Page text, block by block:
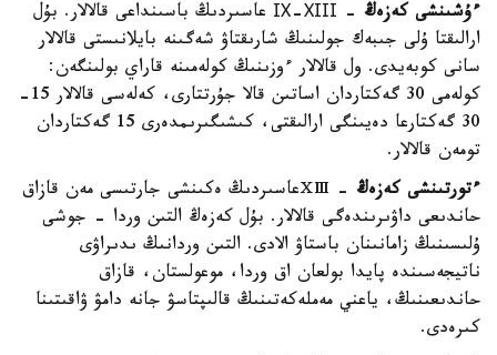
ءۇشىنشى كەزەڭ
- ІХ-ХІІІ عاسىردىڭ باسىنداعى قالالار. بۇل
ارالىقتا ۇلى جىبەك جولىنىڭ شارىقتاۋ شەگىنە بايلانىستى قالالار
سانى كوبەيدى. ول قالالار ءوزىنىڭ كولەمىنە قاراي بولىنگەن:
كولەمى 30 گەكتاردان اساتىن قالا جۇرتتارى، كەلەسى قالالار 15-
30 گەكتارعا دەيىنگى ارالىقتى، كىشىگىرىمدەرى 15 گەكتاردان
تومەن قالالار.
ءتورتىنشى كەزەڭ
- ⅩⅢعاسىردىڭ ەكىنشى جارتىسى مەن قازاق
حاندىعى داۋىرىندەگى قالالار. بۇل كەزەڭ التىن وردا - جوشى
ۇلىسىنىڭ زامانىنان باستاۋ الادى. التىن وردانىڭ ىدىراۋى
ناتيجەسىندە پايدا بولعان اق وردا، موعولستان، قازاق
حاندىعىنىڭ، ياعني مەملەكەتىنىڭ قالىپتاسۋ جانە دامۋ ۋاقىتىنا
كىرەدى.